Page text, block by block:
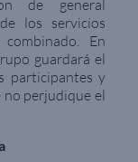
de general
los servicios
En
guardará el
participantes y
no perjudique el